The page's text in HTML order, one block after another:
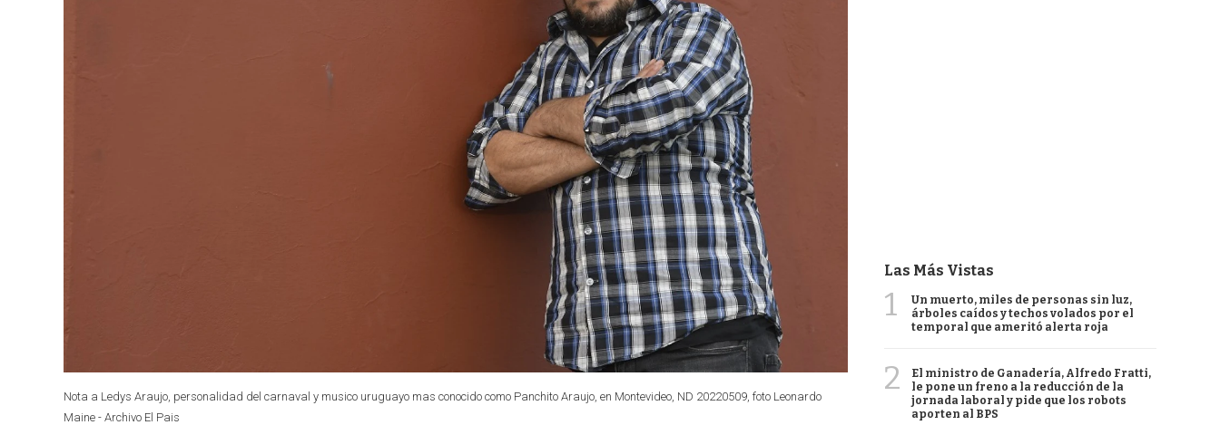
Nota a Ledys Araujo, personalidad del carnaval y musico uruguayo mas conocido como Panchito Araujo, en Montevideo, ND 20220509, foto Leonardo
Maine - Archivo El Pais
Las Más Vistas
1
Un muerto, miles de personas sin luz,
árboles caídos y techos volados por el
temporal que ameritó alerta roja
2
El ministro de Ganadería, Alfredo Fratti,
le pone un freno a la reducción de la
jornada laboral y pide que los robots
aporten al BPS